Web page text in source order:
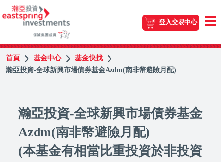
登入交易中心
首頁 基金中心
基金快找
瀚亞投資-全球新興市場債券基金Azdm(南非幣避險月配)
瀚亞投資-全球新興市場債券基金
Azdm(南非幣避險月配)
(本基金有相當比重投資於非投資